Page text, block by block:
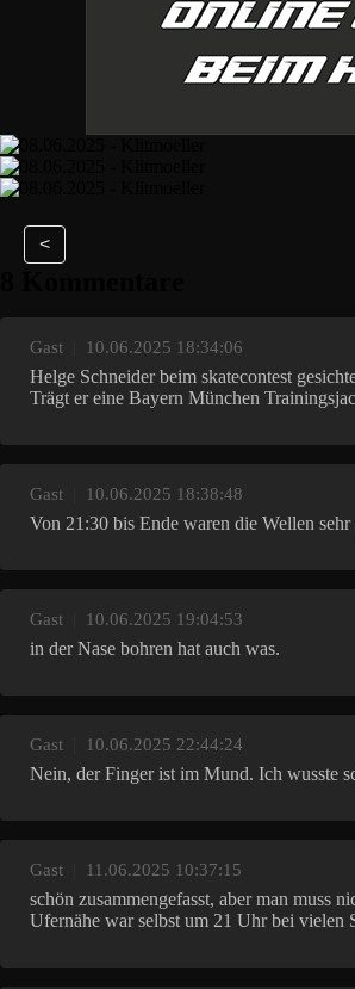
<
Gast 10.06.2025 18:34:06
Helge Schneider beim skatecontest
Trägt er eine Bayern München
Gast 10.06.2025 18:38:48
Von 21:30 bis Ende waren die Wellen sehr
Gast 10.06.2025 19:04:53
in der Nase bohren hat auch was.
Gast 10.06.2025 22:44:24
Nein, der Finger ist im Mund. Ich wusste
Gast 11.06.2025 10:37:15
schön zusammengefasst, aber man muss
Ufernähe war selbst um 21 Uhr bei vielen